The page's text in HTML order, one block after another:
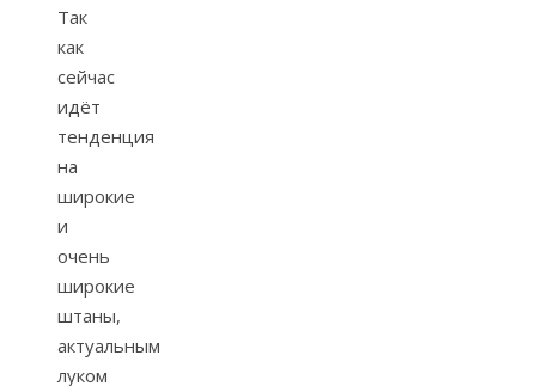
Так
как
сейчас
идёт
тенденция
на
широкие
и
очень
широкие
штаны,
актуальным
луком